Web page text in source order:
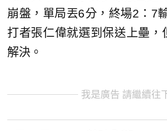
崩盤，單局丟6分，終場2：7
打者張仁偉就選到保送上壘，
解決。
我是廣告 請繼續往